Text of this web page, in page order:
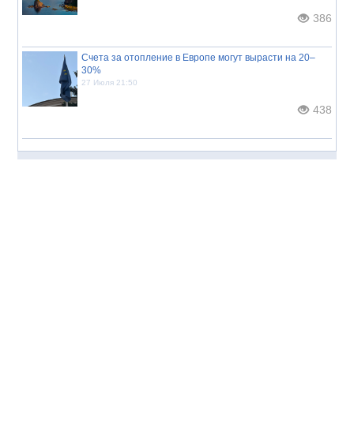
386
Счета за отопление в Европе могут вырасти на 20–
30%
27 Июля 21:50
438